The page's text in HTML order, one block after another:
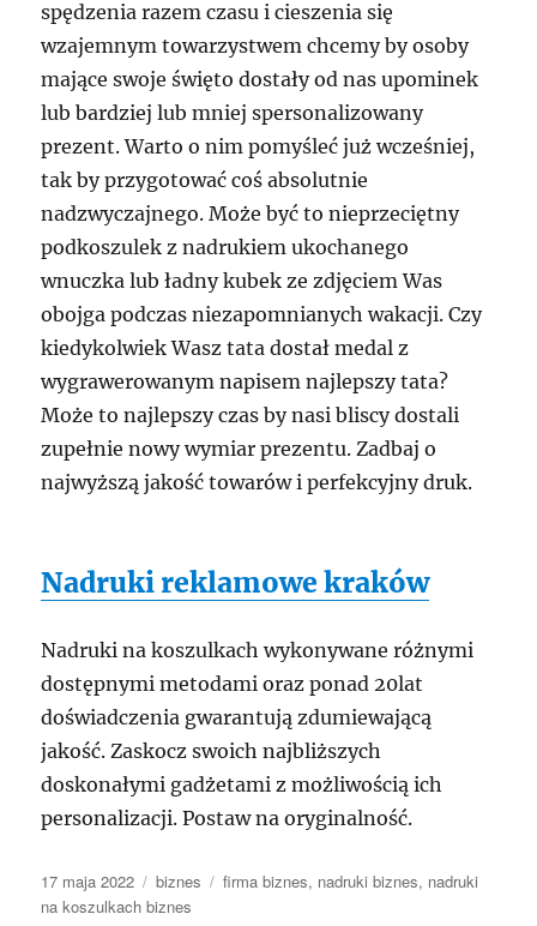
spędzenia razem czasu i cieszenia się
wzajemnym towarzystwem chcemy by osoby
mające swoje święto dostały od nas upominek
lub bardziej lub mniej spersonalizowany
prezent. Warto o nim pomyśleć już wcześniej,
tak by przygotować coś absolutnie
nadzwyczajnego. Może być to nieprzeciętny
podkoszulek z nadrukiem ukochanego
wnuczka lub ładny kubek ze zdjęciem Was
obojga podczas niezapomnianych wakacji. Czy
kiedykolwiek Wasz tata dostał medal z
wygrawerowanym napisem najlepszy tata?
Może to najlepszy czas by nasi bliscy dostali
zupełnie nowy wymiar prezentu. Zadbaj o
najwyższą jakość towarów i perfekcyjny druk.
Nadruki reklamowe kraków
Nadruki na koszulkach wykonywane różnymi
dostępnymi metodami oraz ponad 20lat
doświadczenia gwarantują zdumiewającą
jakość. Zaskocz swoich najbliższych
doskonałymi gadżetami z możliwością ich
personalizacji. Postaw na oryginalność.
Data
publikacji
17 maja 2022 Kategorie
biznes Tagi
firma biznes, nadruki biznes, nadruki
na koszulkach biznes